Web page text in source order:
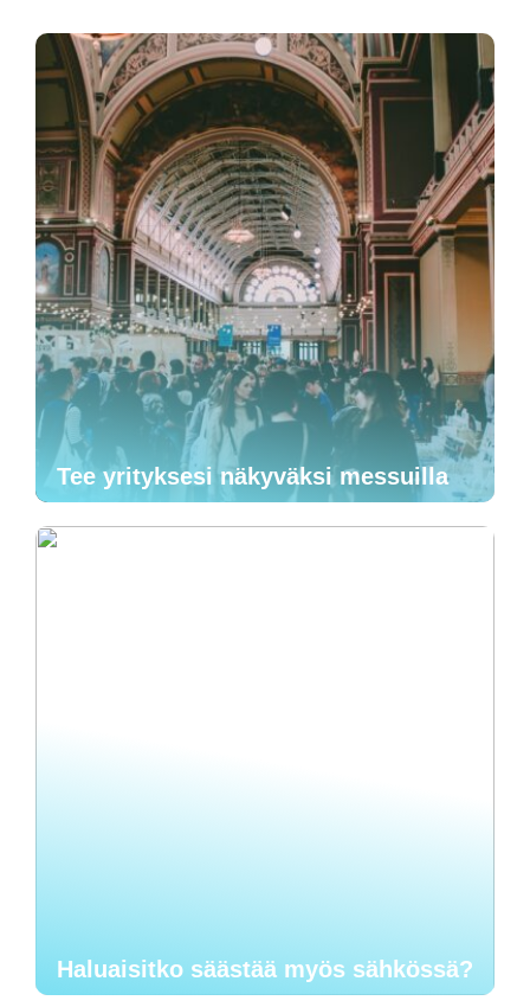
Tee yrityksesi näkyväksi messuilla
Haluaisitko säästää myös sähkössä?